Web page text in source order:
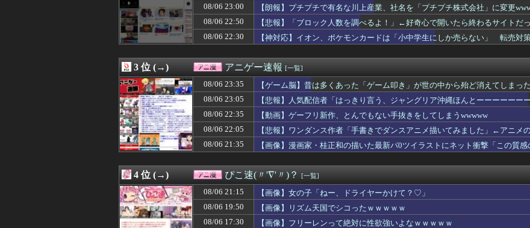
08/06 23:55
中国外務省、広島原爆投下に関して「同情を得ようと核被害者の立場を政治利用」[8...
08/06 23:51
【AI】中国DeepSeek、近日中に「大幅値上げ」か API料金ページに追記
08/06 23:50
【悲報】友人が盛大な結婚式を2ヶ月で離婚→その結末がこれｗｗｗｗ
08/06 23:50
【画像】小倉ゆうか（元・小倉優香）が水着グラビア復帰ｗｗｗｗｗｗｗｗｗｗｗ
08/06 23:49
【高校野球】佐野日大・鈴木さん、102球無四球完封で聖隷クリストファーを1対0...
08/06 23:49
【悲報】聖隷クリストファーの150km左腕・高部くん、10奪三振自責点0で負け...
08/06 23:47
【悲報】バカ「アジフライうめー」ワイ「ほーい（ケチャップ取り上げる）」ｗｗｗｗ...
08/06 23:47
アイドルホースオーディション2026結果
08/06 23:46
【悲報】元ジャングル斉藤の被害女性「事件で知名度を上げてバウムクーヘン売ったり...
08/06 23:45
『太閤立志伝V』って知面白いの？
08/06 23:45
韓国人「韓国サッカー協会が行った国際試合の性的接待の全容がこちら…」→「完全に...
08/06 23:45
【悲報】サイバーコネクトツー社長、ジャンプ公式にブロックされるｗｗｗｗ
08/06 23:45
【悲報】桐谷さん「人生かけて7億円貯めたのにガンで死ぬかも。もっと素直に遊べば...
08/06 23:40
奥田いろはちゃん、市民プールで18m泳ぐ！！！【乃木坂46】
08/06 23:40
【悲報】ディズニーのおいなり巻、卑猥すぎて賛否両論ｗｗｗｗｗｗｗｗ
08/06 23:40
海外「2002年も審判を買収したのか！」韓国サッカー協会による国際試合の審判買...
08/06 23:40
【画像】爆乳女さんたち、お◯ぱいの血管が透けてしまうｗｗｗwｗｗｗｗｗｗｗｗ❤
08/06 23:40
be
08/06 23:39
無職転生の重婚の話がキモイってまた盛り上がってる
08/06 23:00
【朗報】プチプチで有名な川上産業、社名を「プチプチ株式会社」に変更
08/06 22:50
【悲報】「ブロック人数を調べるよ！」←好奇心で開いたら終わるサイトだっ
08/06 22:30
【神対応】イオン、ポケモンカードは「小中学生にしか売らない」 転売対
3 位 (→) アニゲー速報 [一覧]
08/06 23:35
【ゲーム脳】昔は多くあった「ゲーム叩き」が世の中から殆ど消えてしまっ
08/06 23:05
【悲報】人気配信者「はっきり言う、ジャングリア沖縄ほんとーーーーー
08/06 22:35
【動画】ゲーフリ新作、とんでもない手抜きをしてしまうwwwww
08/06 22:05
【悲報】ワンダンス作者「手書きでダンスアニメ描いてみました」←アニメ
08/06 21:35
【画像】漫画家・桂正和の描いた最新パ0ツイラストにネット衝撃「この質
4 位 (→) ぴこ速(〃'∇'〃)？ [一覧]
08/06 21:15
【画像】女の子「ねー、ドライヤーかけて？♡」
08/06 19:50
【画像】リズム天国でシコったｗｗｗｗｗ
08/06 17:30
【画像】フリーレンって絶対に性欲強いよなｗｗｗｗｗ